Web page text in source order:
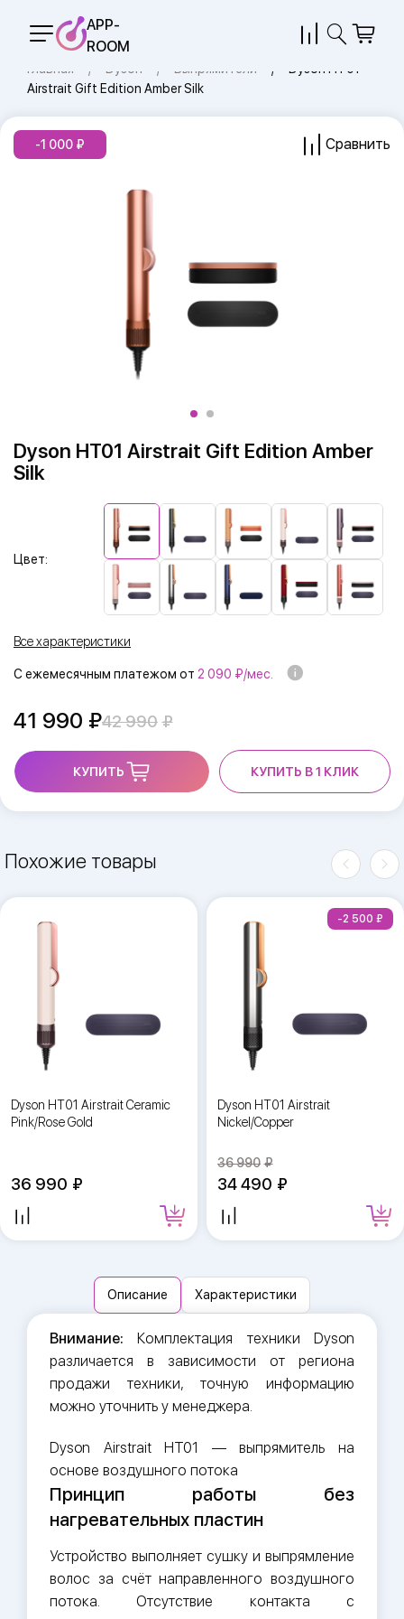
APP-
ROOM
Главная Dyson Выпрямители
Dyson HT01
Airstrait Gift Edition Amber Silk
Dyson HT01 Airstrait Gift Edition Amber
Silk
-1 000 Сравнить
Цвет:
Все характеристики
С ежемесячным платежом от 2 090 ₽/мес.
41 990 42 990
КУПИТЬ КУПИТЬ В 1 КЛИК
Похожие товары
Dyson HT01 Airstrait Ceramic
Pink/Rose Gold
36 990
Dyson HT01 Airstrait
Nickel/Copper
36 990
34 490
-2 500
Описание Характеристики
Внимание:Комплектация техники Dyson
различается в зависимости от региона
продажи техники, точную информацию
можно уточнить у менеджера.
Dyson Airstrait HT01 — выпрямитель на
основе воздушного потока
Принцип работы без
нагревательных пластин
Устройство выполняет сушку и выпрямление
волос за счёт направленного воздушного
потока. Отсутствие контакта с